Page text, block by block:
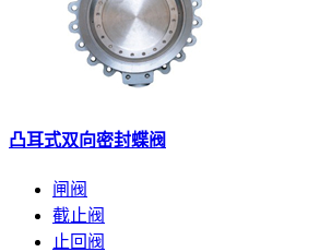
凸耳式双向密封蝶阀
闸阀
截止阀
止回阀